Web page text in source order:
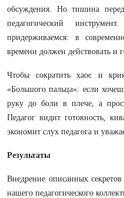
обсуждения. Но тишина
педагогический
придерживаемся: в
времени должен действовать и
Чтобы сократить хаос и
«Большого пальца»: если
руку до боли в плече, а
Педагог видит готовность,
экономит слух педагога и
Результаты
Внедрение описанных
нашего педагогического